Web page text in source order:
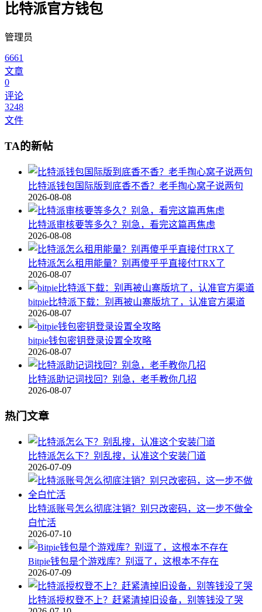
比特派官方钱包
管理员
6661
文章
0
评论
3248
文件
TA的新帖
比特派钱包国际版到底香不香？老手掏心窝子说两句
2026-08-08
比特派审核要等多久？别急，看完这篇再焦虑
2026-08-08
比特派怎么租用能量？别再傻乎乎直接付TRX了
2026-08-07
bitpie比特派下载：别再被山寨版坑了，认准官方渠道
2026-08-07
bitpie钱包密钥登录设置全攻略
2026-08-07
比特派助记词找回？别急，老手教你几招
2026-08-07
热门文章
比特派怎么下？别乱搜，认准这个安装门道
2026-07-09
比特派账号怎么彻底注销？别只改密码，这一步不做全
白忙活
2026-07-10
Bitpie钱包是个游戏库？别逗了，这根本不存在
2026-07-09
比特派授权登不上？赶紧清掉旧设备，别等钱没了哭